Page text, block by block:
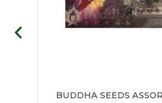
BUDDHA SEEDS